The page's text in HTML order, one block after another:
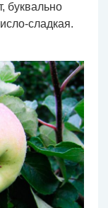
буквально
сладкая.